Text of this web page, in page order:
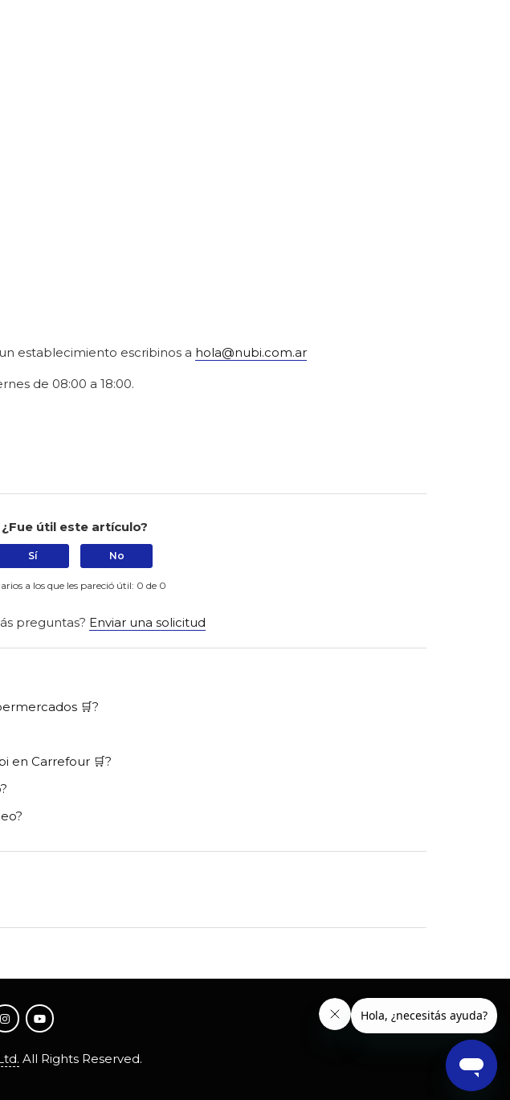
establecimiento escribinos a hola@nubi.com.ar
de 08:00 a 18:00.
¿Fue útil este artículo?
Sí No
a los que les pareció útil: 0 de 0
preguntas? Enviar una solicitud
🛒?
en Carrefour 🛒?
All Rights Reserved.